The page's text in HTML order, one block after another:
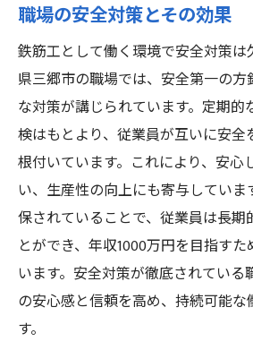
職場の安全対策とその効果
鉄筋工として働く環境で安全対策
県三郷市の職場では、安全第一の方
な対策が講じられています。定期的
検はもとより、従業員が互いに安全
根付いています。これにより、安心
い、生産性の向上にも寄与してい
保されていることで、従業員は長期
とができ、年収1000万円を目指す
います。安全対策が徹底されている
の安心感と信頼を高め、持続可能な
す。